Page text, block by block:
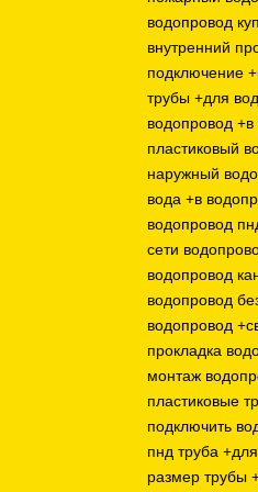
водопровод
внутренний
подключение
трубы +для
водопровод
пластиковый
наружный
вода +в
водопровод
сети
водопровод
водопровод
водопровод
прокладка
монтаж
пластиковые
подключить
пнд труба
размер трубы